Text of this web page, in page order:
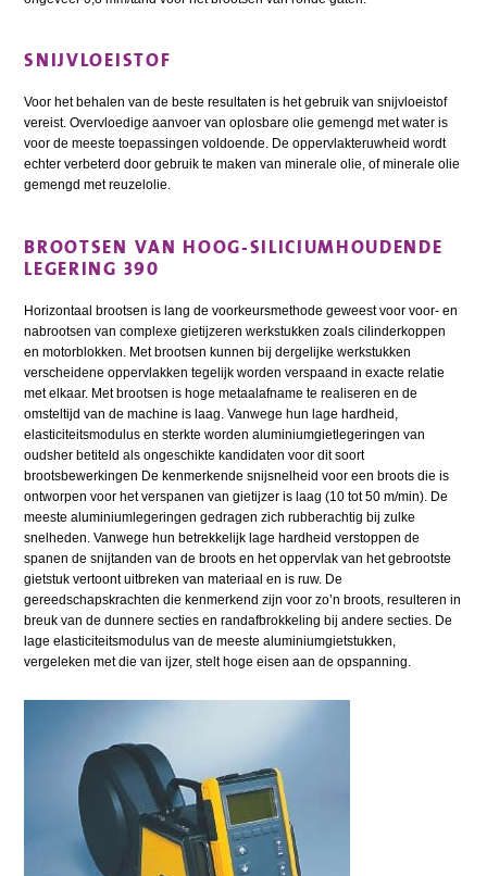
SNIJVLOEISTOF
Voor het behalen van de beste resultaten is het gebruik van snijvloeistof
vereist. Overvloedige aanvoer van oplosbare olie gemengd met water is
voor de meeste toepassingen voldoende. De oppervlakteruwheid wordt
echter verbeterd door gebruik te maken van minerale olie, of minerale olie
gemengd met reuzelolie.
BROOTSEN VAN HOOG-SILICIUMHOUDENDE
LEGERING 390
Horizontaal brootsen is lang de voorkeursmethode geweest voor voor- en
nabrootsen van complexe gietijzeren werkstukken zoals cilinderkoppen
en motorblokken. Met brootsen kunnen bij dergelijke werkstukken
verscheidene oppervlakken tegelijk worden verspaand in exacte relatie
met elkaar. Met brootsen is hoge metaalafname te realiseren en de
omsteltijd van de machine is laag. Vanwege hun lage hardheid,
elasticiteitsmodulus en sterkte worden aluminiumgietlegeringen van
oudsher betiteld als ongeschikte kandidaten voor dit soort
brootsbewerkingen De kenmerkende snijsnelheid voor een broots die is
ontworpen voor het verspanen van gietijzer is laag (10 tot 50 m/min). De
meeste aluminiumlegeringen gedragen zich rubberachtig bij zulke
snelheden. Vanwege hun betrekkelijk lage hardheid verstoppen de
spanen de snijtanden van de broots en het oppervlak van het gebrootste
gietstuk vertoont uitbreken van materiaal en is ruw. De
gereedschapskrachten die kenmerkend zijn voor zo’n broots, resulteren in
breuk van de dunnere secties en randafbrokkeling bij andere secties. De
lage elasticiteitsmodulus van de meeste aluminiumgietstukken,
vergeleken met die van ijzer, stelt hoge eisen aan de opspanning.